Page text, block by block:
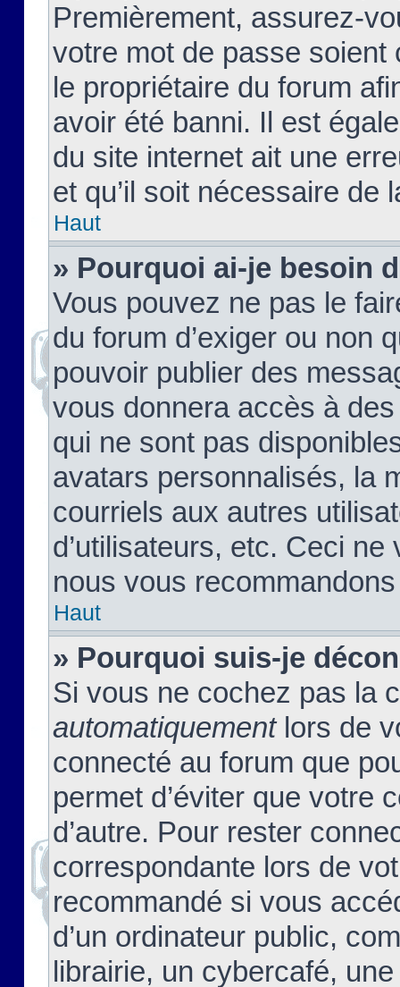
Premièrement, assurez-
votre mot de passe soient
le propriétaire du forum
avoir été banni. Il est
du site internet ait une
et qu’il soit nécessaire de
Haut
» Pourquoi ai-je besoin
Vous pouvez ne pas le
du forum d’exiger ou non
pouvoir publier des
vous donnera accès à
qui ne sont pas
avatars personnalisés, la
courriels aux autres
d’utilisateurs, etc. Ceci
nous vous
Haut
» Pourquoi suis-je
Si vous ne cochez pas la
automatiquementlors de
connecté au forum que
permet d’éviter que votre
d’autre. Pour rester
correspondante lors de
recommandé si vous
d’un ordinateur public,
librairie, un cybercafé,